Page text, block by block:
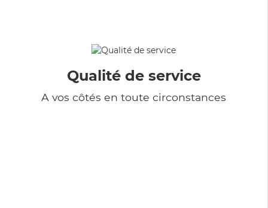
Qualité de service
A vos côtés en toute circonstances